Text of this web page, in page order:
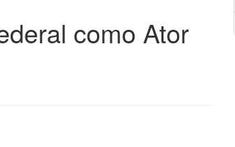
como Ator